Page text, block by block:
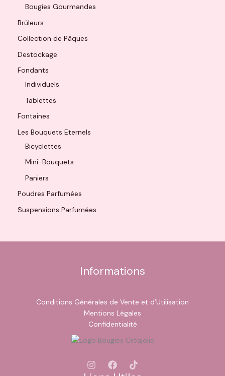
Bougies Gourmandes
Brûleurs
Collection de Pâques
Destockage
Fondants
Individuels
Tablettes
Fontaines
Les Bouquets Eternels
Bicyclettes
Mini-Bouquets
Paniers
Poudres Parfumées
Suspensions Parfumées
Informations
Conditions Générales de Vente et d’Utilisation
Mentions Légales
Confidentialité